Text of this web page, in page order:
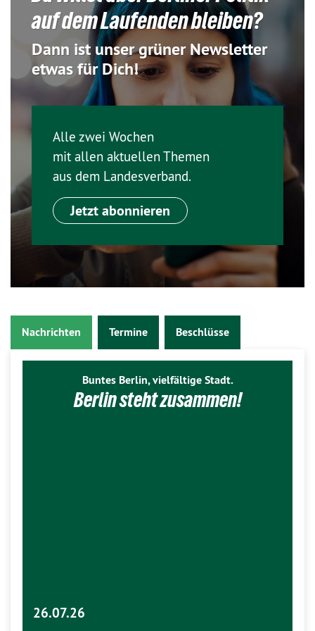
auf dem Laufenden bleiben?
Dann ist unser grüner Newsletter
etwas für Dich!
Alle zwei Wochen
mit allen aktuellen Themen
aus dem Landesverband.
Jetzt abonnieren
Nachrichten Termine Beschlüsse
Buntes Berlin, vielfältige Stadt.
Berlin steht zusammen!
26.07.26